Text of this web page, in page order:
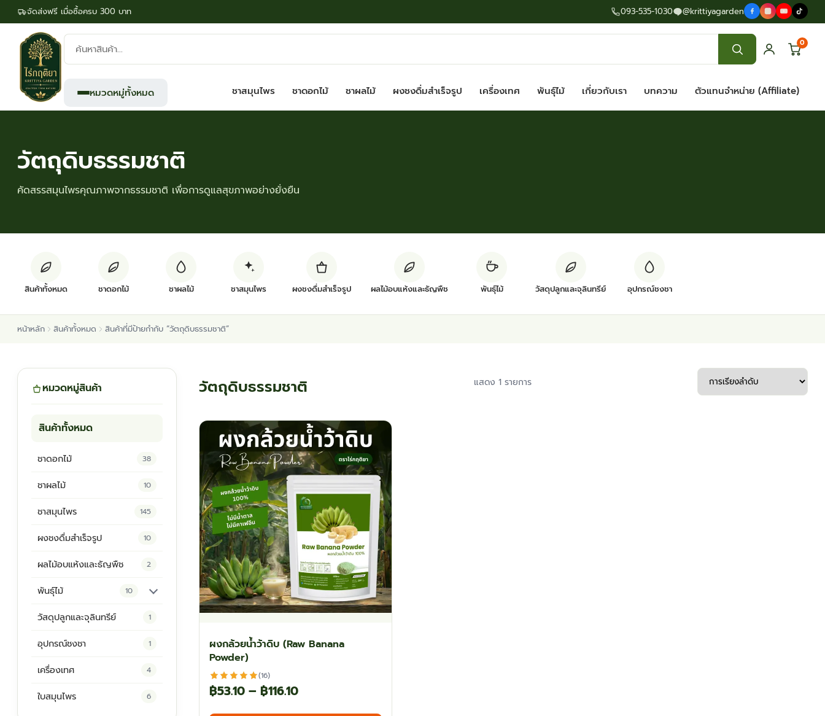
จัดส่งฟรี เมื่อซื้อครบ 300 บาท 093-535-1030 @krittiyagarden
ค้นหา
สินค้า:
0
หมวดหมู่ทั้งหมด ชาสมุนไพร ชาดอกไม้ ชาผลไม้ ผงชงดื่มสำเร็จรูป เครื่องเทศ พันธุ์ไม้ เกี่ยวกับเรา บทความ ตัวแทนจำหน่าย (Affiliate)
วัตถุดิบธรรมชาติ
คัดสรรสมุนไพรคุณภาพจากธรรมชาติ เพื่อการดูแลสุขภาพอย่างยั่งยืน
สินค้าทั้งหมด ชาดอกไม้ ชาผลไม้ ชาสมุนไพร ผงชงดื่มสำเร็จรูป ผลไม้อบแห้งและธัญพืช พันธุ์ไม้ วัสดุปลูกและจุลินทรีย์ อุปกรณ์ชงชา
หน้าหลัก สินค้าทั้งหมด สินค้าที่มีป้ายกำกับ “วัตถุดิบธรรมชาติ”
หมวดหมู่สินค้า
สินค้าทั้งหมด
ชาดอกไม้ 38
ชาผลไม้ 10
ชาสมุนไพร 145
ผงชงดื่มสำเร็จรูป 10
ผลไม้อบแห้งและธัญพืช 2
พันธุ์ไม้ 10
ต้นพันธุ์สมุนไพร 5
วัสดุปลูกและจุลินทรีย์ 1
อุปกรณ์ชงชา 1
เครื่องเทศ 4
ใบสมุนไพร 6
วัตถุดิบธรรมชาติ แสดง 1 รายการ
ผงกล้วยน้ำว้าดิบ (Raw Banana
Powder)
(16)
฿53.10 – ฿116.10Price
range:
This